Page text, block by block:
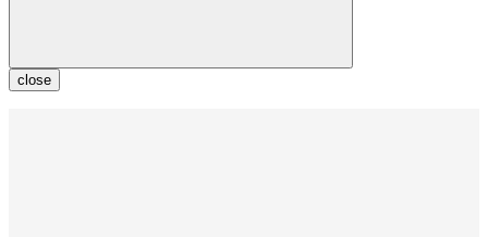
close